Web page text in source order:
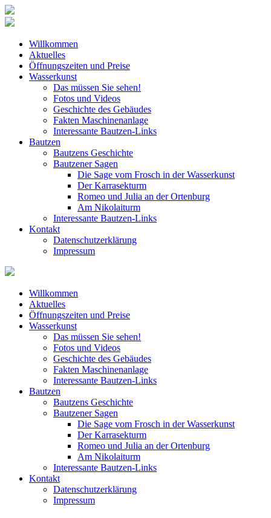
Willkommen
Aktuelles
Öffnungszeiten und Preise
Wasserkunst
Das müssen Sie sehen!
Fotos und Videos
Geschichte des Gebäudes
Fakten Maschinenanlage
Interessante Bautzen-Links
Bautzen
Bautzens Geschichte
Bautzener Sagen
Die Sage vom Frosch in der Wasserkunst
Der Karrasekturm
Romeo und Julia an der Ortenburg
Am Nikolaiturm
Interessante Bautzen-Links
Kontakt
Datenschutzerklärung
Impressum
Willkommen
Aktuelles
Öffnungszeiten und Preise
Wasserkunst
Das müssen Sie sehen!
Fotos und Videos
Geschichte des Gebäudes
Fakten Maschinenanlage
Interessante Bautzen-Links
Bautzen
Bautzens Geschichte
Bautzener Sagen
Die Sage vom Frosch in der Wasserkunst
Der Karrasekturm
Romeo und Julia an der Ortenburg
Am Nikolaiturm
Interessante Bautzen-Links
Kontakt
Datenschutzerklärung
Impressum